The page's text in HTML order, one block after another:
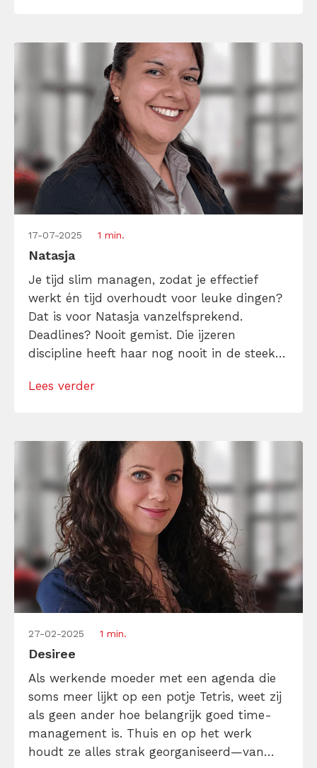
beeld; […]
17-07-2025 1 min.
Natasja
Je tijd slim managen, zodat je effectief
werkt én tijd overhoudt voor leuke dingen?
Dat is voor Natasja vanzelfsprekend.
Deadlines? Nooit gemist. Die ijzeren
discipline heeft haar nog nooit in de steek
dag ruimte over voor wat ze écht leuk
Lees verder
27-02-2025 1 min.
Desiree
Als werkende moeder met een agenda die
soms meer lijkt op een potje Tetris, weet zij
als geen ander hoe belangrijk goed time-
management is. Thuis en op het werk
houdt ze alles strak georganiseerd—van